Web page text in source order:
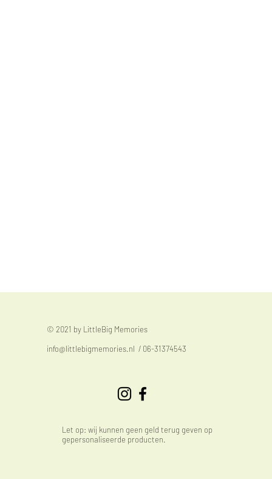
© 2021 by LittleBig Memories
info@littlebigmemories.nl / 06-31374543
Let op: wij kunnen geen geld terug geven op
gepersonaliseerde producten.